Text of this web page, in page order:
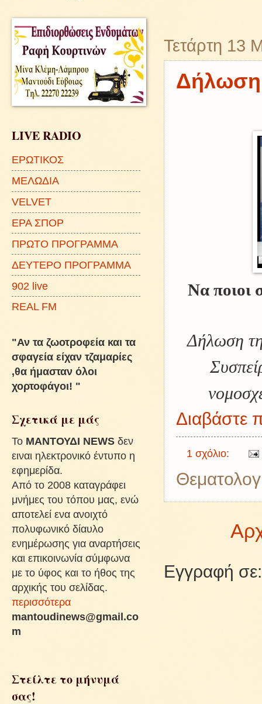
Τετάρτη 13
Δήλωση
Να ποιοι
Δήλωση
Διαβάστε
1 σχόλιο:
Εγγραφή
LIVE RADIO
ΕΡΩΤΙΚΟΣ
ΜΕΛΩΔΙΑ
VELVET
ΕΡΑ ΣΠΟΡ
ΠΡΩΤΟ ΠΡΟΓΡΑΜΜΑ
ΔΕΥΤΕΡΟ ΠΡΟΓΡΑΜΜΑ
902 live
REAL FM
"Αν τα ζωοτροφεία και τα
σφαγεία είχαν τζαμαρίες
,θα ήμασταν όλοι
χορτοφάγοι! "
Σχετικά με μάς
To ΜΑΝΤΟΥΔΙ NEWS δεν
ειναι ηλεκτρονικό έντυπο η
εφημερίδα.
Από το 2008 καταγράφει
μνήμες του τόπου μας, ενώ
αποτελεί ενα ανοιχτό
πολυφωνικό δίαυλο
ενημέρωσης για αναρτήσεις
και επικοινωνία σύμφωνα
με το ύφος και το ήθος της
αρχικής του σελίδας.
περισσότερα
mantoudinews@gmail.co
m
Στείλτε το μήνυμά
σας!